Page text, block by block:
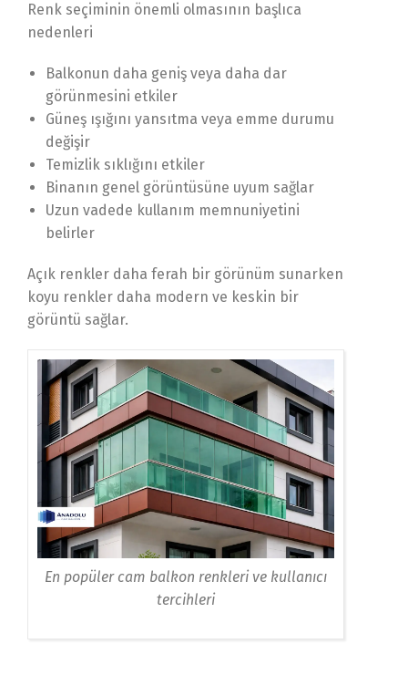
Renk seçiminin önemli olmasının başlıca
nedenleri
Balkonun daha geniş veya daha dar
görünmesini etkiler
Güneş ışığını yansıtma veya emme durumu
değişir
Temizlik sıklığını etkiler
Binanın genel görüntüsüne uyum sağlar
Uzun vadede kullanım memnuniyetini
belirler
Açık renkler daha ferah bir görünüm sunarken
koyu renkler daha modern ve keskin bir
görüntü sağlar.
En popüler cam balkon renkleri ve kullanıcı
tercihleri